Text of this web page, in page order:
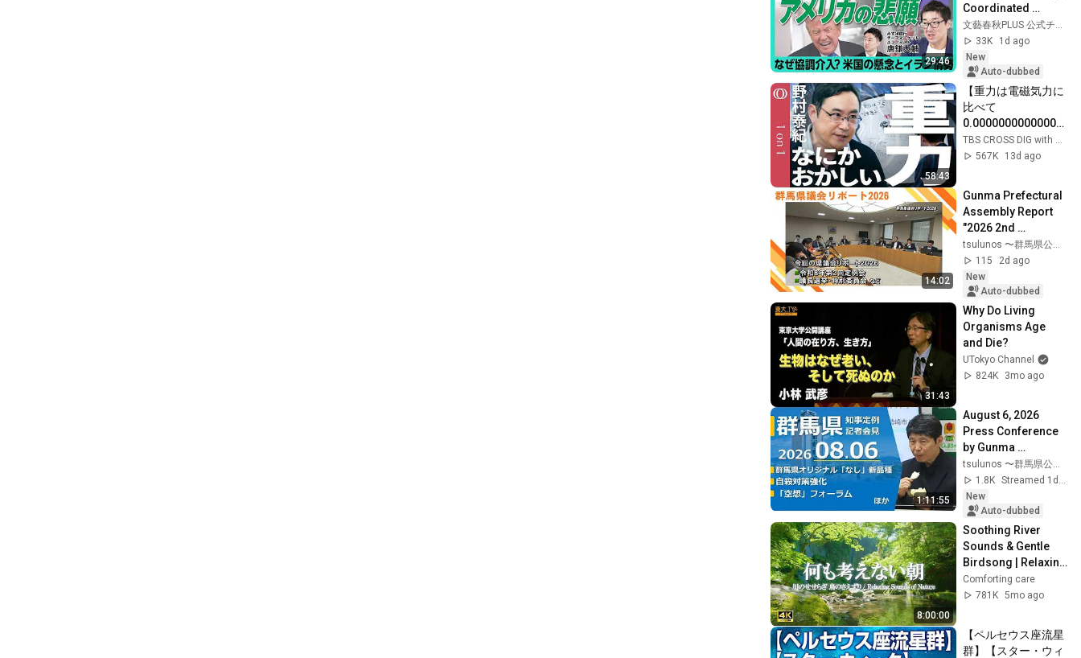
29:46
Coordinated
Intervention
Leading to a
Stronger Yen | Can
the Weak ...
33K
1d ago
New
Auto-dubbed
58:43
【重力は電磁気力に
比べて
0.00000000000000
0000000000000000
0000000001も弱く
「力」ではない】物
理学者・野村泰紀
【1on1】
567K
13d ago
14:02
Gunma Prefectural
Assembly Report
"2026 2nd
Broadcast" |
Gunma Prefectural
Assembly
Secretariat |...
115
2d ago
New
Auto-dubbed
31:43
Why Do Living
Organisms Age
and Die?
UTokyo Channel
824K
3mo ago
1:11:55
August 6, 2026
Press Conference
by Gunma
Prefecture
Governor Ichita
Yamamoto
1.8K
New
Auto-dubbed
8:00:00
Soothing River
Sounds & Gentle
Birdsong | Relaxing
Nature Sounds for
Stress Relief &
Comforting care
781K 5mo ago
【ペルセウス座流星
群】【スター・ウィ